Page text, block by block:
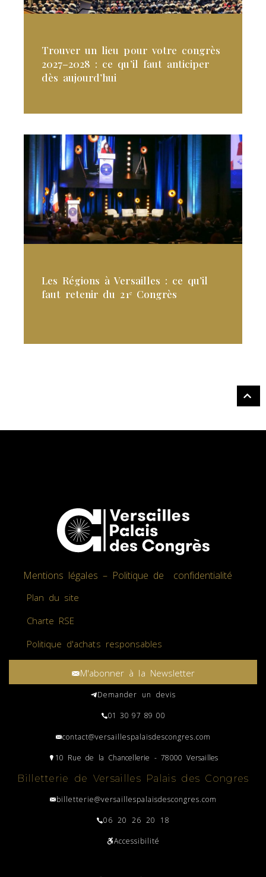
Trouver un lieu pour votre congrès
2027–2028 : ce qu’il faut anticiper
dès aujourd’hui
Les Régions à Versailles : ce qu’il
faut retenir du 21ᵉ Congrès
Mentions légales – Politique de confidentialité
Plan du site
Charte RSE
Politique d'achats responsables
M'abonner à la Newsletter
Demander un devis
01 30 97 89 00
contact@versaillespalaisdescongres.com
10 Rue de la Chancellerie - 78000 Versailles
Billetterie de Versailles Palais des Congres
billetterie@versaillespalaisdescongres.com
06 20 26 20 18
Accessibilité